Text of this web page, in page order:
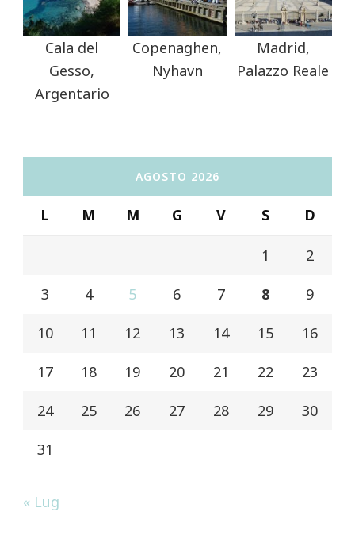
Cala del
Gesso,
Argentario
Copenaghen,
Nyhavn
Madrid,
Palazzo Reale
AGOSTO 2026
L M M G V S D
1 2
3 4 5 6 7 8 9
10 11 12 13 14 15 16
17 18 19 20 21 22 23
24 25 26 27 28 29 30
31
« Lug